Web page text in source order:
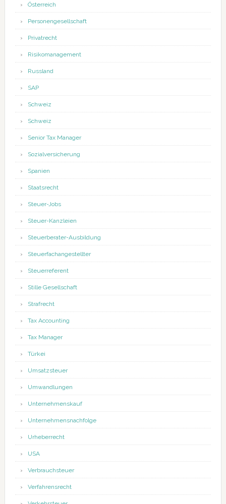
Österreich
Personengesellschaft
Privatrecht
Risikomanagement
Russland
SAP
Schweiz
Schweiz
Senior Tax Manager
Sozialversicherung
Spanien
Staatsrecht
Steuer-Jobs
Steuer-Kanzleien
Steuerberater-Ausbildung
Steuerfachangestellter
Steuerreferent
Stille Gesellschaft
Strafrecht
Tax Accounting
Tax Manager
Türkei
Umsatzsteuer
Umwandlungen
Unternehmenskauf
Unternehmensnachfolge
Urheberrecht
USA
Verbrauchsteuer
Verfahrensrecht